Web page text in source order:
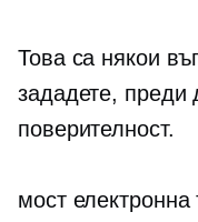
Това са някои
зададете, преди
поверителност.
мост електронна